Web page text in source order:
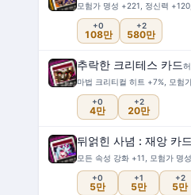
모험가 명성 +221, 정신력
+0
108만
+2
580만
추락한 크리테스 카드
마법 크리티컬 히트 +7%, 모험
+0
4만
+2
20만
뒤얽힌 사념 : 재앙 카드
모든 속성 강화 +11, 모험가
+0
5만
+1
5만
+2
5만